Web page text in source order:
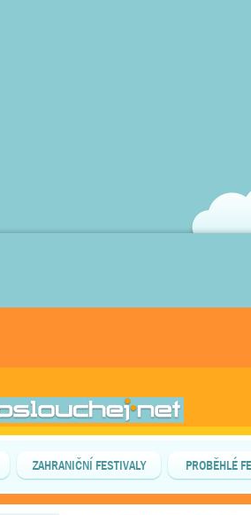
ZAHRANIČNÍ FESTIVALY PROBĚHLÉ